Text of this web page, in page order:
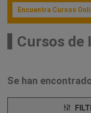
Encuentra Cursos
Cursos de
Se han